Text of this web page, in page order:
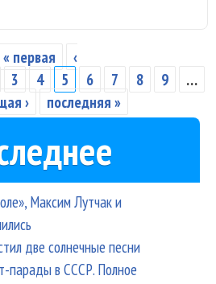
« первая
‹
3 4 5 6 7 8 9
…
›
последняя »
Максим Лутчак и
две солнечные песни
парады в СССР. Полное